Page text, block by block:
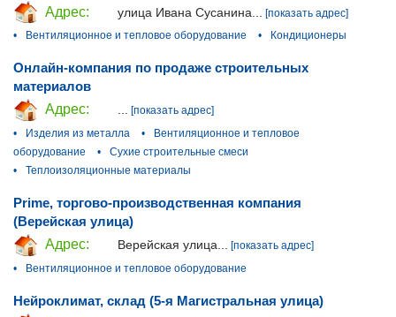
Адрес:
улица Ивана Сусанина...
[показать адрес]
•
Вентиляционное и тепловое оборудование • Кондиционеры
Онлайн-компания по продаже строительных
материалов
Адрес:
... [показать адрес]
•
Изделия из металла •
Вентиляционное и тепловое
оборудование
•
Сухие строительные смеси
•
Теплоизоляционные материалы
Prime, торгово-производственная компания
(Верейская улица)
Адрес:
Верейская улица...
[показать адрес]
•
Вентиляционное и тепловое оборудование
Нейроклимат, склад (5-я Магистральная улица)